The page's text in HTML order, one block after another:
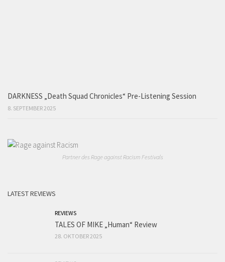
DARKNESS „Death Squad Chronicles“ Pre-Listening Session
8. SEPTEMBER 2025
Partner des Rage against Racism Festivals
LATEST REVIEWS
REVIEWS
TALES OF MIKE „Human“ Review
28. OKTOBER 2025